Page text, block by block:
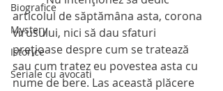
Biografice
Mystery
Istorice
Seriale cu avocati
articolul de săptămâna asta, corona
virusului, nici să dau sfaturi
preţioase despre cum se tratează
sau cum tratez eu povestea asta cu
nume de bere. Las această plăcere